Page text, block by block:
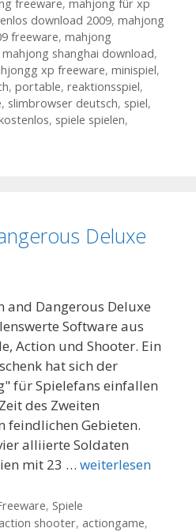
freeware, mahjong für xp
download 2009, mahjong
freeware, mahjong
mahjong shanghai download,
xp freeware, minispiel,
, portable, reaktionsspiel,
, slimbrowser deutsch, spiel,
, spiele spielen,
Deluxe
and Dangerous Deluxe
Software aus
Action und Shooter. Ein
hat sich der
für Spielefans einfallen
des Zweiten
feindlichen Gebieten.
alliierte Soldaten
mit 23 … weiterlesen
, Spiele
shooter, actiongame,